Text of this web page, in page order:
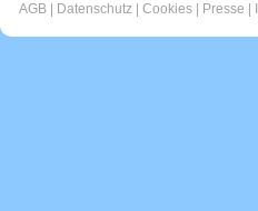
AGB Datenschutz Cookies Presse